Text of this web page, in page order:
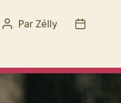
Auteur
Par Zélly
Date